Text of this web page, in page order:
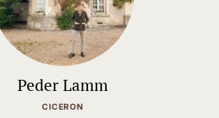
Peder Lamm
CICERON